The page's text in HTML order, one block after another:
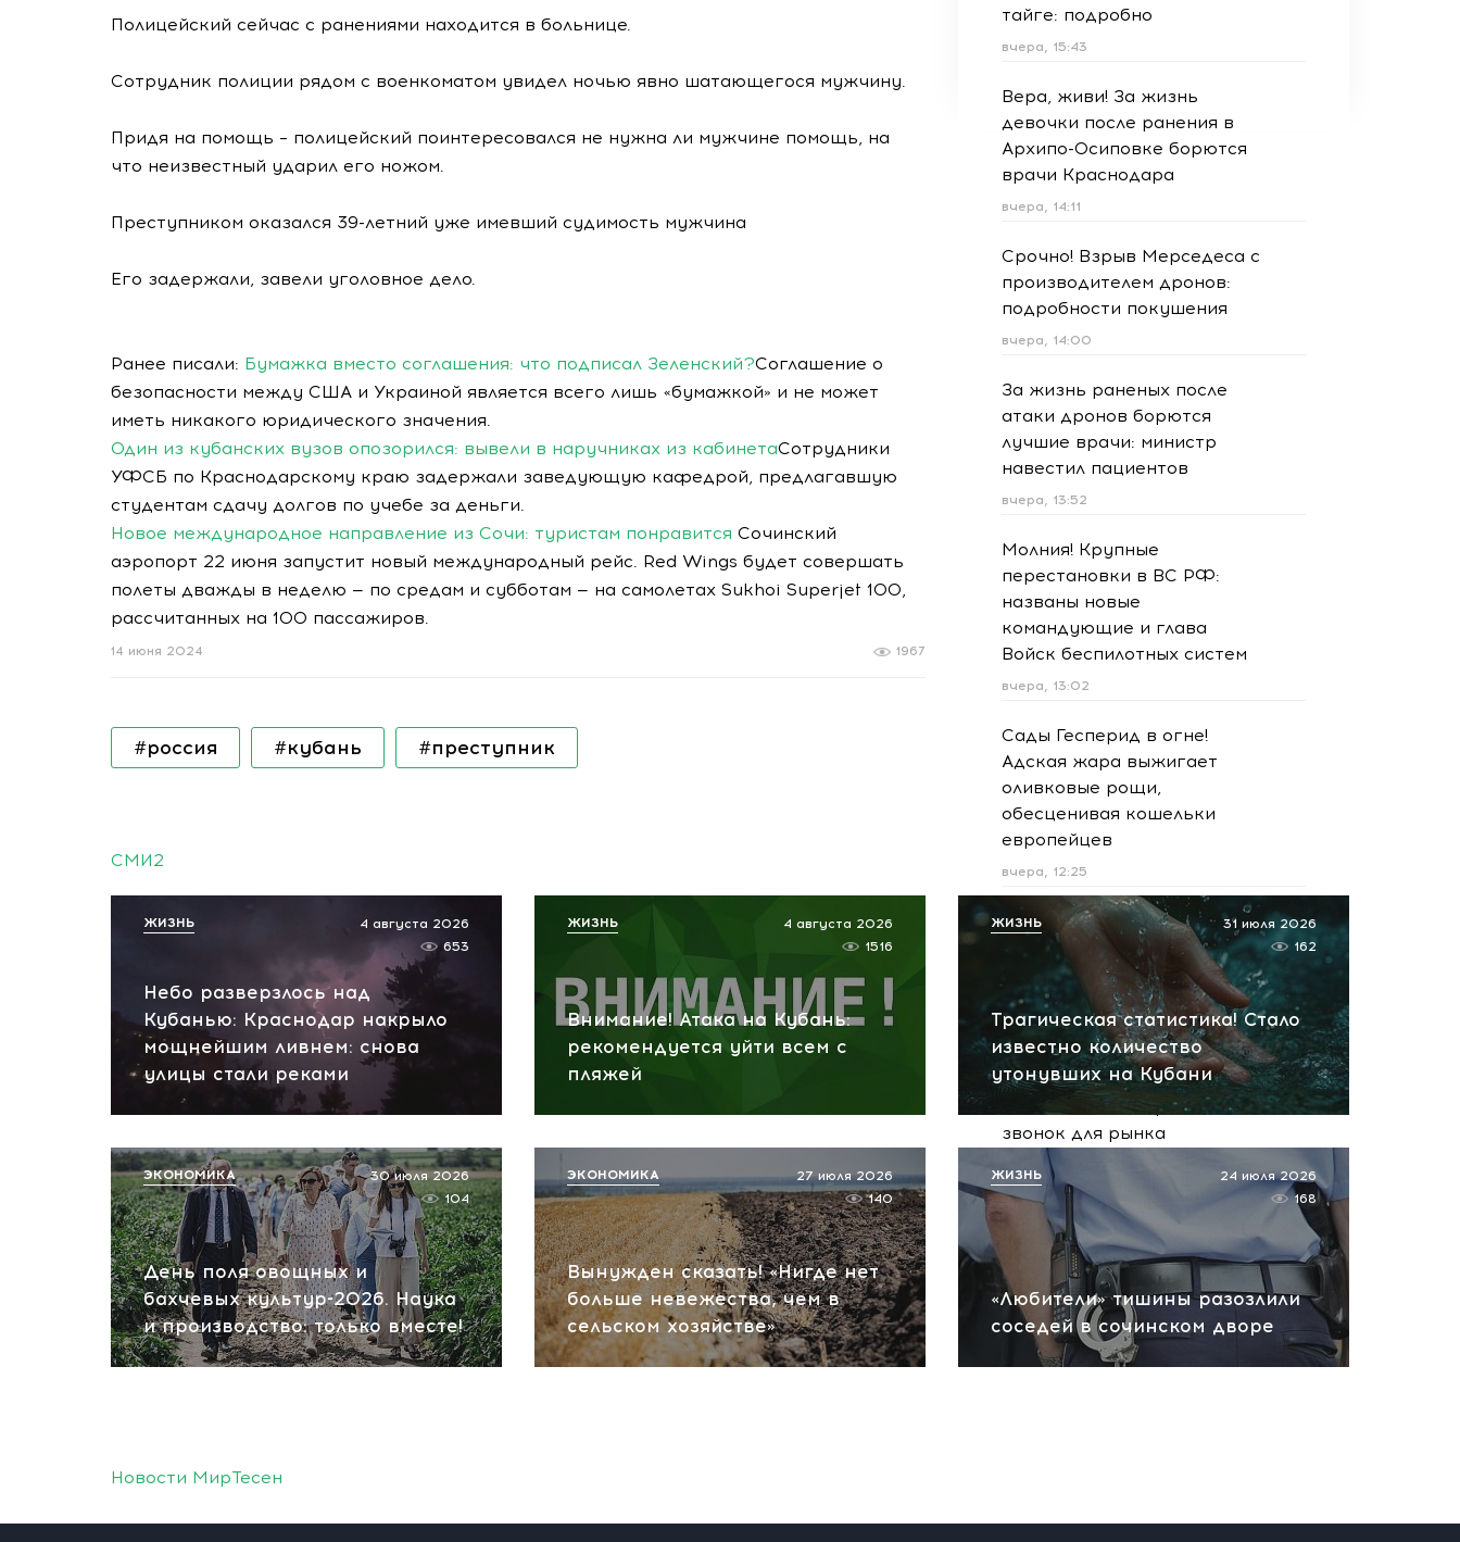
Полицейский сейчас с ранениями находится в больнице.
Сотрудник полиции рядом с военкоматом увидел ночью явно шатающегося мужчину.
Придя на помощь – полицейский поинтересовался не нужна ли мужчине помощь, на
что неизвестный ударил его ножом.
Преступником оказался 39-летний уже имевший судимость мужчина
Его задержали, завели уголовное дело.
Ранее писали: Бумажка вместо соглашения: что подписал Зеленский?Соглашение о
безопасности между США и Украиной является всего лишь «бумажкой» и не может
иметь никакого юридического значения.
Один из кубанских вузов опозорился: вывели в наручниках из кабинетаСотрудники
УФСБ по Краснодарскому краю задержали заведующую кафедрой, предлагавшую
студентам сдачу долгов по учебе за деньги.
Новое международное направление из Сочи: туристам понравится Сочинский
аэропорт 22 июня запустит новый международный рейс. Red Wings будет совершать
полеты дважды в неделю — по средам и субботам — на самолетах Sukhoi Superjet 100,
рассчитанных на 100 пассажиров.
1967
14 июня 2024
#россия #кубань #преступник
тайге: подробно
вчера, 15:43
Вера, живи! За жизнь
девочки после ранения в
Архипо-Осиповке борются
врачи Краснодара
вчера, 14:11
Срочно! Взрыв Мерседеса с
производителем дронов:
подробности покушения
вчера, 14:00
За жизнь раненых после
атаки дронов борются
лучшие врачи: министр
навестил пациентов
вчера, 13:52
Молния! Крупные
перестановки в ВС РФ:
названы новые
командующие и глава
Войск беспилотных систем
вчера, 13:02
Сады Гесперид в огне!
Адская жара выжигает
оливковые рощи,
обесценивая кошельки
европейцев
вчера, 12:25
Туман, болезнь и опасная
тропа: спасатели провели
сложную эвакуацию семьи
в горах Сочи
вчера, 12:16
Не только кофе: скачок
какао на 27% и тревожный
звонок для рынка
вчера, 12:13
СМИ2
Небо разверзлось над
Кубанью: Краснодар накрыло
мощнейшим ливнем: снова
улицы стали реками
4 августа 2026
653
ЖИЗНЬ
Внимание! Атака на Кубань:
рекомендуется уйти всем с
пляжей
4 августа 2026
1516
ЖИЗНЬ
Трагическая статистика! Стало
известно количество
утонувших на Кубани
31 июля 2026
162
ЖИЗНЬ
День поля овощных и
бахчевых культур-2026. Наука
и производство: только вместе!
30 июля 2026
104
ЭКОНОМИКА
Вынужден сказать! «Нигде нет
больше невежества, чем в
сельском хозяйстве»
27 июля 2026
140
ЭКОНОМИКА
«Любители» тишины разозлили
соседей в сочинском дворе
24 июля 2026
168
ЖИЗНЬ
Новости МирТесен